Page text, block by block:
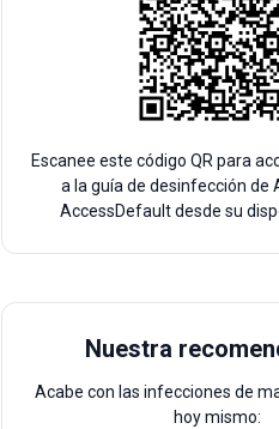
Escanee este código QR para
a la guía de desinfección de
AccessDefault desde su
Nuestra
Acabe con las infecciones de
hoy mismo: